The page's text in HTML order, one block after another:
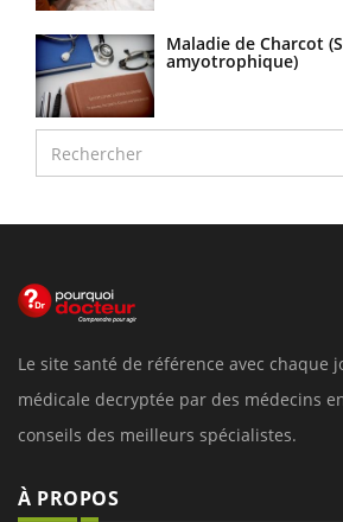
Maladie de Charcot
amyotrophique)
Le site santé de référence avec chaque
médicale decryptée par des médecins
conseils des meilleurs spécialistes.
À PROPOS